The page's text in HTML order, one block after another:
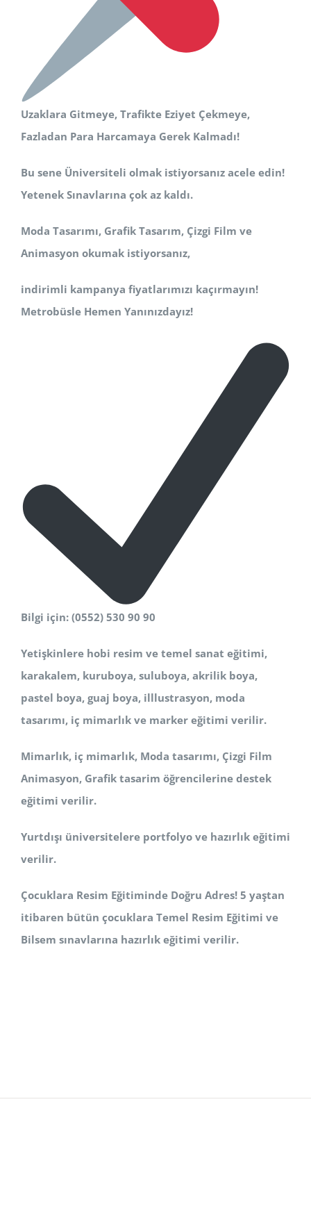
Uzaklara Gitmeye, Trafikte Eziyet Çekmeye,
Fazladan Para Harcamaya Gerek Kalmadı!
Bu sene Üniversiteli olmak istiyorsanız acele edin!
Yetenek Sınavlarına çok az kaldı.
Moda Tasarımı, Grafik Tasarım, Çizgi Film ve
Animasyon okumak istiyorsanız,
indirimli kampanya fiyatlarımızı kaçırmayın!
Metrobüsle Hemen Yanınızdayız!
Bilgi için: (0552) 530 90 90
Yetişkinlere hobi resim ve temel sanat eğitimi,
karakalem, kuruboya, suluboya, akrilik boya,
pastel boya, guaj boya, illlustrasyon, moda
tasarımı, iç mimarlık ve marker eğitimi verilir.
Mimarlık, iç mimarlık, Moda tasarımı, Çizgi Film
Animasyon, Grafik tasarim öğrencilerine destek
eğitimi verilir.
Yurtdışı üniversitelere portfolyo ve hazırlık eğitimi
verilir.
Çocuklara Resim Eğitiminde Doğru Adres! 5 yaştan
itibaren bütün çocuklara Temel Resim Eğitimi ve
Bilsem sınavlarına hazırlık eğitimi verilir.